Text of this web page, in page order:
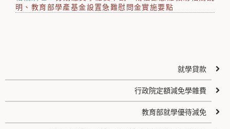
明
教育部學產基金設置急難慰問金實施要點
就學貸款
行政院定額減免學雜費
教育部就學優待減免